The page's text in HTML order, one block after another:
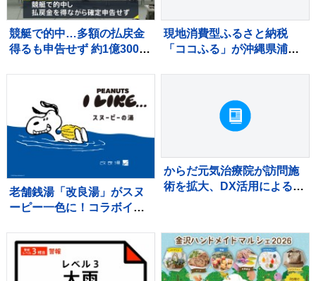
競艇で的中…多額の払戻金
得るも申告せず 約1億3000
約1億5000万円受け取り
現地消費型ふるさと納税
「ココふる」が沖縄県浦添
老舗銭湯「改良湯」がスヌ
ーピー一色に！コラボイベ
催
からだ元気治療院が訪問施
術を拡大、DX活用による見